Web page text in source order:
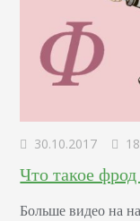
30.10.2017
Что такое
Больше видео на